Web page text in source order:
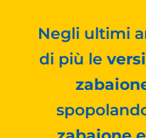
Negli ultimi
di più le